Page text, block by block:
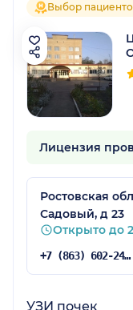
Выбор
Лицензия
Ростовская
Садовый, д 23
Открыто до
+7 (863) 602-24-40
УЗИ почек